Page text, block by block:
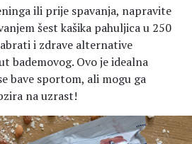
ili prije spavanja, napravite
šest kašika pahuljica u 250
i zdrave alternative
bademovog. Ovo je idealna
bave sportom, ali mogu ga
na uzrast!